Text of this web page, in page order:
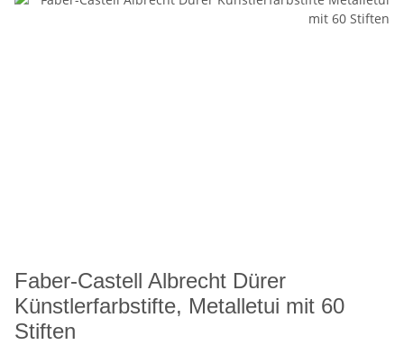
Faber-Castell Albrecht Dürer
Künstlerfarbstifte, Metalletui mit 60
Stiften